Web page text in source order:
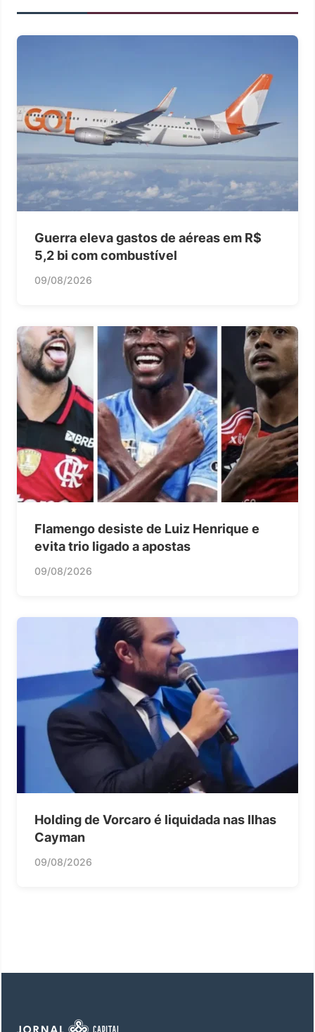
Guerra eleva gastos de aéreas em R$
5,2 bi com combustível
09/08/2026
Flamengo desiste de Luiz Henrique e
evita trio ligado a apostas
09/08/2026
Holding de Vorcaro é liquidada nas Ilhas
Cayman
09/08/2026